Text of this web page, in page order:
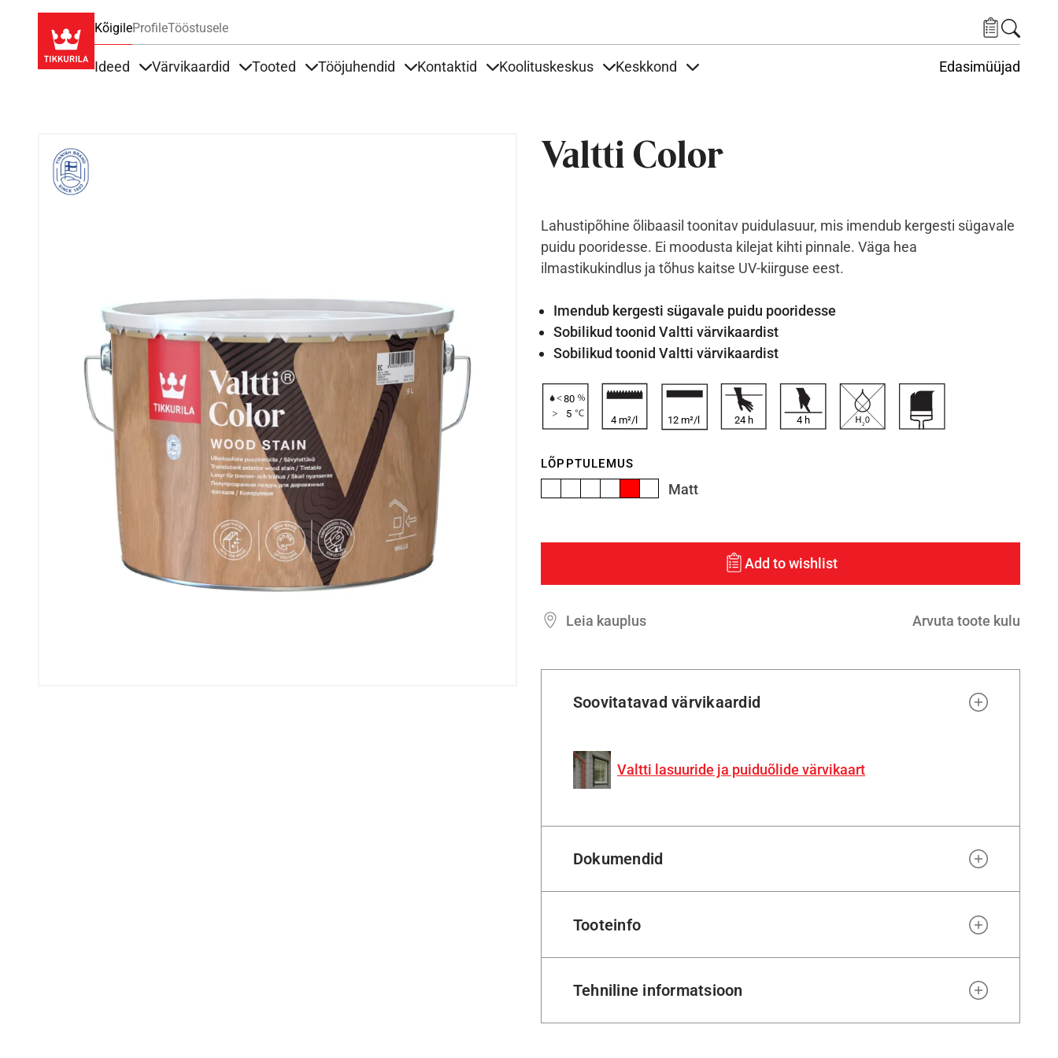
KõigileProfileTööstusele
Ideed Värvikaardid Tooted Tööjuhendid Kontaktid Koolituskeskus Keskkond Edasimüüjad
Valtti Color
Lahustipõhine õlibaasil toonitav puidulasuur, mis imendub kergesti sügavale
puidu pooridesse. Ei moodusta kilejat kihti pinnale. Väga hea
ilmastikukindlus ja tõhus kaitse UV-kiirguse eest.
Imendub kergesti sügavale puidu pooridesse
Sobilikud toonid Valtti värvikaardist
Sobilikud toonid Valtti värvikaardist
80
5
4 m²/l 12 m²/l 24 h 4 h
LÕPPTULEMUS
Matt
Add to wishlist
Leia kauplus Arvuta toote kulu
Soovitatavad värvikaardid
Valtti lasuuride ja puiduõlide värvikaart
Dokumendid
Tooteinfo
Tehniline informatsioon